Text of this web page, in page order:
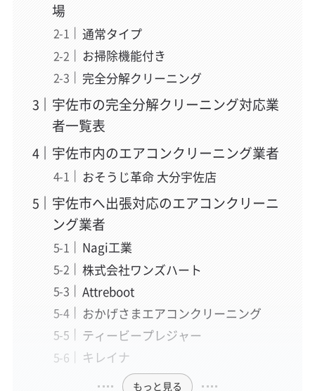
場
通常タイプ
お掃除機能付き
完全分解クリーニング
宇佐市の完全分解クリーニング対応業
者一覧表
宇佐市内のエアコンクリーニング業者
おそうじ革命 大分宇佐店
宇佐市へ出張対応のエアコンクリーニ
ング業者
Nagi工業
株式会社ワンズハート
Attreboot
おかげさまエアコンクリーニング
ティービープレジャー
キレイナ
もっと見る